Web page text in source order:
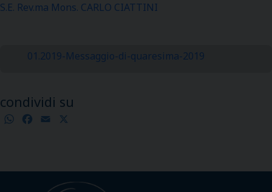
S.E. Rev.ma Mons. CARLO CIATTINI
01.2019-Messaggio-di-quaresima-2019
condividi su
WhatsApp
Facebook
Email